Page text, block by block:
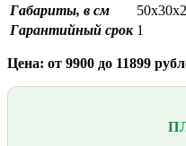
Габариты, в см
Гарантийный срок 1
Цена: от 9900 до 11899